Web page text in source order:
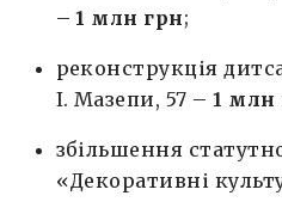
–1 млн грн;
реконструкція
І. Мазепи, 57 –1 млн
збільшення
«Декоративні